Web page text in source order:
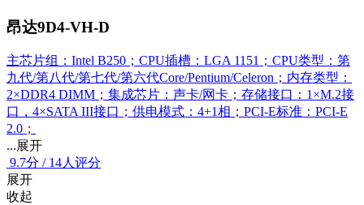
昂达9D4-VH-D
主芯片组：Intel B250；CPU插槽：LGA 1151；CPU类型：第
九代/第八代/第七代/第六代Core/Pentium/Celeron；内存类型：
2×DDR4 DIMM；集成芯片：声卡/网卡；存储接口：1×M.2接
口，4×SATA III接口；供电模式：4+1相；PCI-E标准：PCI-E
2.0；
...展开
9.7分 / 14人评分
展开
收起